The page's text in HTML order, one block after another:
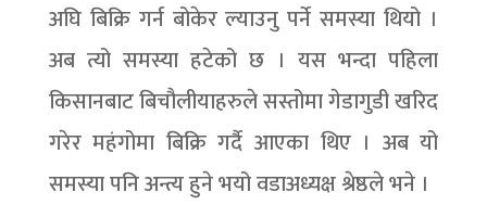
अघि बिक्रि गर्न बोकेर ल्याउनु पर्ने समस्या थियो ।
अब त्यो समस्या हटेको छ । यस भन्दा पहिला
किसानबाट बिचौलीयाहरुले सस्तोमा गेडागुडी खरिद
गरेर महंगोमा बिक्रि गर्दै आएका थिए । अब यो
समस्या पनि अन्त्य हुने भयो वडाअध्यक्ष श्रेष्ठले भने ।